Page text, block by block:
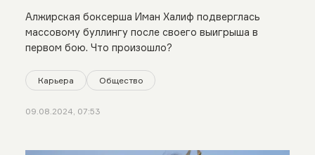
Алжирская боксерша Иман Халиф подверглась
массовому буллингу после своего выигрыша в
первом бою. Что произошло?
Карьера Общество
09.08.2024, 07:53